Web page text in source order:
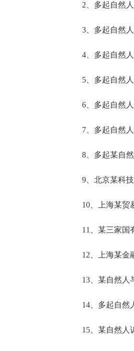
2、多起自然人
3、多起自然人
4、多起自然人
5、多起自然人
6、多起自然人
7、多起自然人
8、多起某自然
9、北京某科技
10、上海某贸易
11、某三家国有
12、上海某金融
13、某自然人与
14、多起自然人
15、某自然人诉